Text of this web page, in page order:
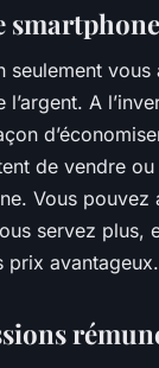
smartphone
seulement vous
A
de vendre ou
Vous pouvez
servez plus,
prix avantageux.